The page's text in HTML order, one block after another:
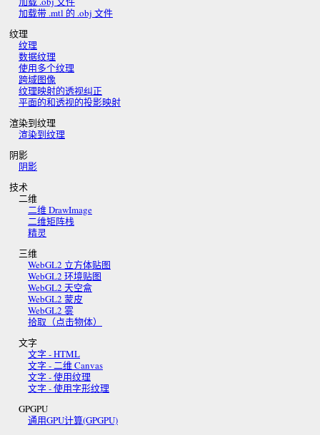
加载带 .mtl 的 .obj 文件
纹理
纹理
数据纹理
使用多个纹理
跨域图像
纹理映射的透视纠正
平面的和透视的投影映射
渲染到纹理
渲染到纹理
阴影
阴影
技术
二维
二维 DrawImage
二维矩阵栈
精灵
三维
WebGL2 立方体贴图
WebGL2 环境贴图
WebGL2 天空盒
WebGL2 蒙皮
WebGL2 雾
拾取（点击物体）
文字
文字 - HTML
文字 - 二维 Canvas
文字 - 使用纹理
文字 - 使用字形纹理
GPGPU
通用GPU计算(GPGPU)